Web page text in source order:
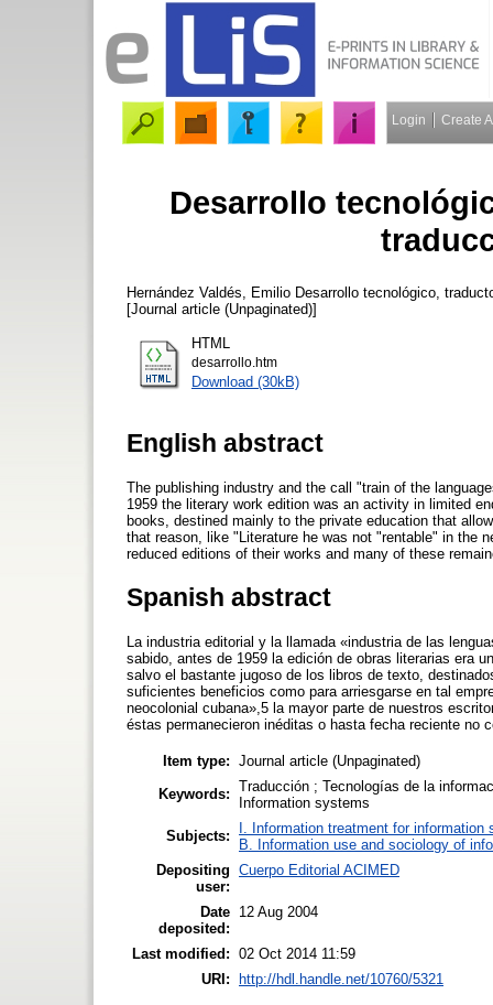
Login Create
Desarrollo
Hernández Valdés, Emilio Desarrollo tecnológico,
[Journal article (Unpaginated)]
HTML
desarrollo.htm
Download (30kB)
English abstract
The publishing industry and the call "train of the
1959 the literary work edition was an activity in limited
books, destined mainly to the private education that
that reason, like "Literature he was not "rentable" in the
reduced editions of their works and many of these
Spanish abstract
La industria editorial y la llamada «industria de las
sabido, antes de 1959 la edición de obras literarias era
salvo el bastante jugoso de los libros de texto,
suficientes beneficios como para arriesgarse en tal
neocolonial cubana»,5 la mayor parte de nuestros
éstas permanecieron inéditas o hasta fecha reciente no
Item type: Journal article (Unpaginated)
Keywords: Traducción ; Tecnologías de la
Information systems
Subjects:
I. Information treatment for information
B. Information use and sociology of
Depositing
user:
Cuerpo Editorial ACIMED
Date
deposited:
12 Aug 2004
Last modified: 02 Oct 2014 11:59
URI:
http://hdl.handle.net/10760/5321